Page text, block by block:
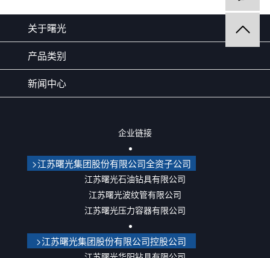
关于曙光
产品类别
新闻中心
企业链接
>江苏曙光集团股份有限公司全资子公司
江苏曙光石油钻具有限公司
江苏曙光波纹管有限公司
江苏曙光压力容器有限公司
>江苏曙光集团股份有限公司控股公司